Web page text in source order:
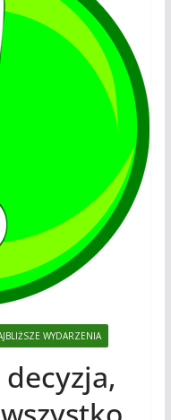
WYDARZENIA
decyzja,